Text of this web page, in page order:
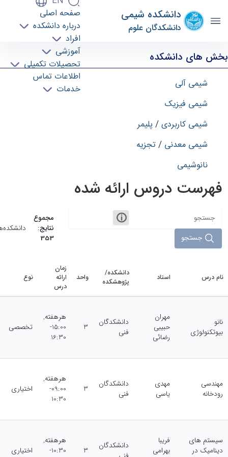
دانشکده شیمی
دانشکدگان علوم
صفحه اصلی
درباره دانشکده
افراد
آموزشی
تحصیلات تکمیلی
اطلاعات تماس
خدمات
دروس دانشکده - schem- دانشکده شیمی
بخش های دانشکده
شیمی آلی
شیمی فیزیک
شیمی کاربردی/ پلیمر
شیمی معدنی /تجزیه
نانوشیمی
فهرست دروس ارائه شده
جستجو
مجموع
نتایج:
353
نام درس استاد
دانشکده/
پژوهشکده
واحد
زمان
ارائه
درس
نوع
نانو
بیوتکنولوژی
مهران
حبیبی
رضائی
دانشکدگان
‌فنی
3
هرهفته,
15:00-
16:30
تخصصی
مهندسی
رودخانه
مهدی
یاسی
دانشکدگان
‌فنی
3
هرهفته,
09:00-
10:30
اختیاری
سیستم های
دینامیک در
فریبا
بهرامی
دانشکدگان
3
هرهفته,
10:30-
اختیاری